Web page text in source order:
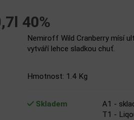
40%
Nemiroff Wild Cranberry mísí
vytváří lehce sladkou chuť.
Hmotnost: 1.4 Kg
Skladem
A1 -
T1 -